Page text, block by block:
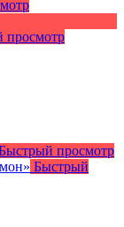
просмотр
просмотр
Быстрый